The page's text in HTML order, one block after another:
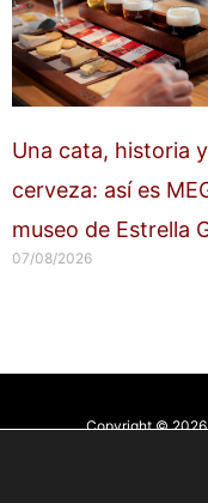
Una cata, historia y
cerveza: así es
museo de Estrella
07/08/2026
Copyright ©